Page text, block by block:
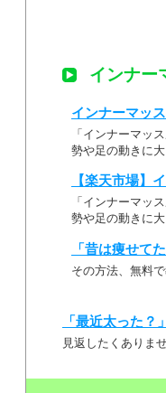
インナー
インナーマッ
「インナーマッ
勢や足の動きに
【楽天市場】
「インナーマッ
勢や足の動きに
「昔は痩せて
その方法、無料
「最近太った
見返したくありま